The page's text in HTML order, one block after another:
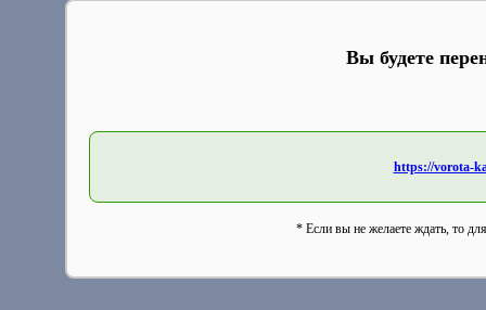
Вы будете
https://vorota-
* Если вы не желаете ждать, то